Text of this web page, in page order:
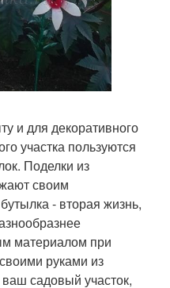
и для декоративного
участка пользуются
Поделки из
своим
- вторая жизнь,
материалом при
руками из
садовый участок,